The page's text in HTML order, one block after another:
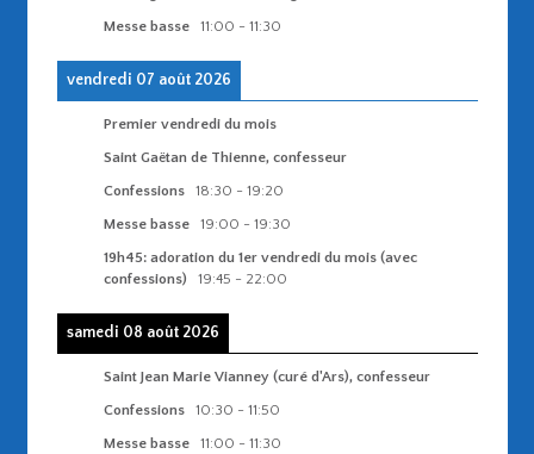
Messe basse
11:00 - 11:30
vendredi 07 août 2026
Premier vendredi du mois
Saint Gaëtan de Thienne, confesseur
Confessions
18:30 - 19:20
Messe basse
19:00 - 19:30
19h45: adoration du 1er vendredi du mois (avec
confessions)
19:45 - 22:00
samedi 08 août 2026
Saint Jean Marie Vianney (curé d'Ars), confesseur
Confessions
10:30 - 11:50
Messe basse
11:00 - 11:30